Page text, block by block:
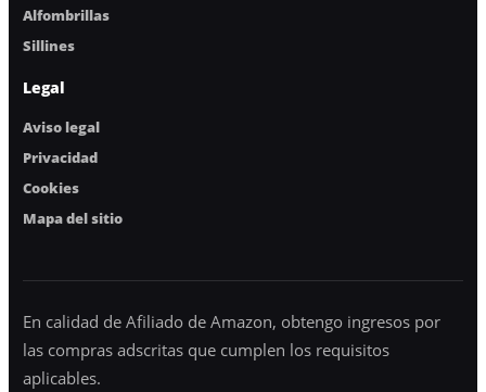
Alfombrillas
Sillines
Legal
Aviso legal
Privacidad
Cookies
Mapa del sitio
En calidad de Afiliado de Amazon, obtengo ingresos por
las compras adscritas que cumplen los requisitos
aplicables.